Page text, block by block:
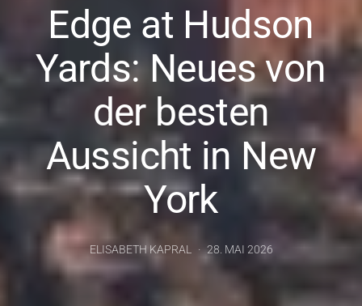
Edge at Hudson
Yards: Neues von
der besten
Aussicht in New
York
ELISABETH KAPRAL 28. MAI 2026